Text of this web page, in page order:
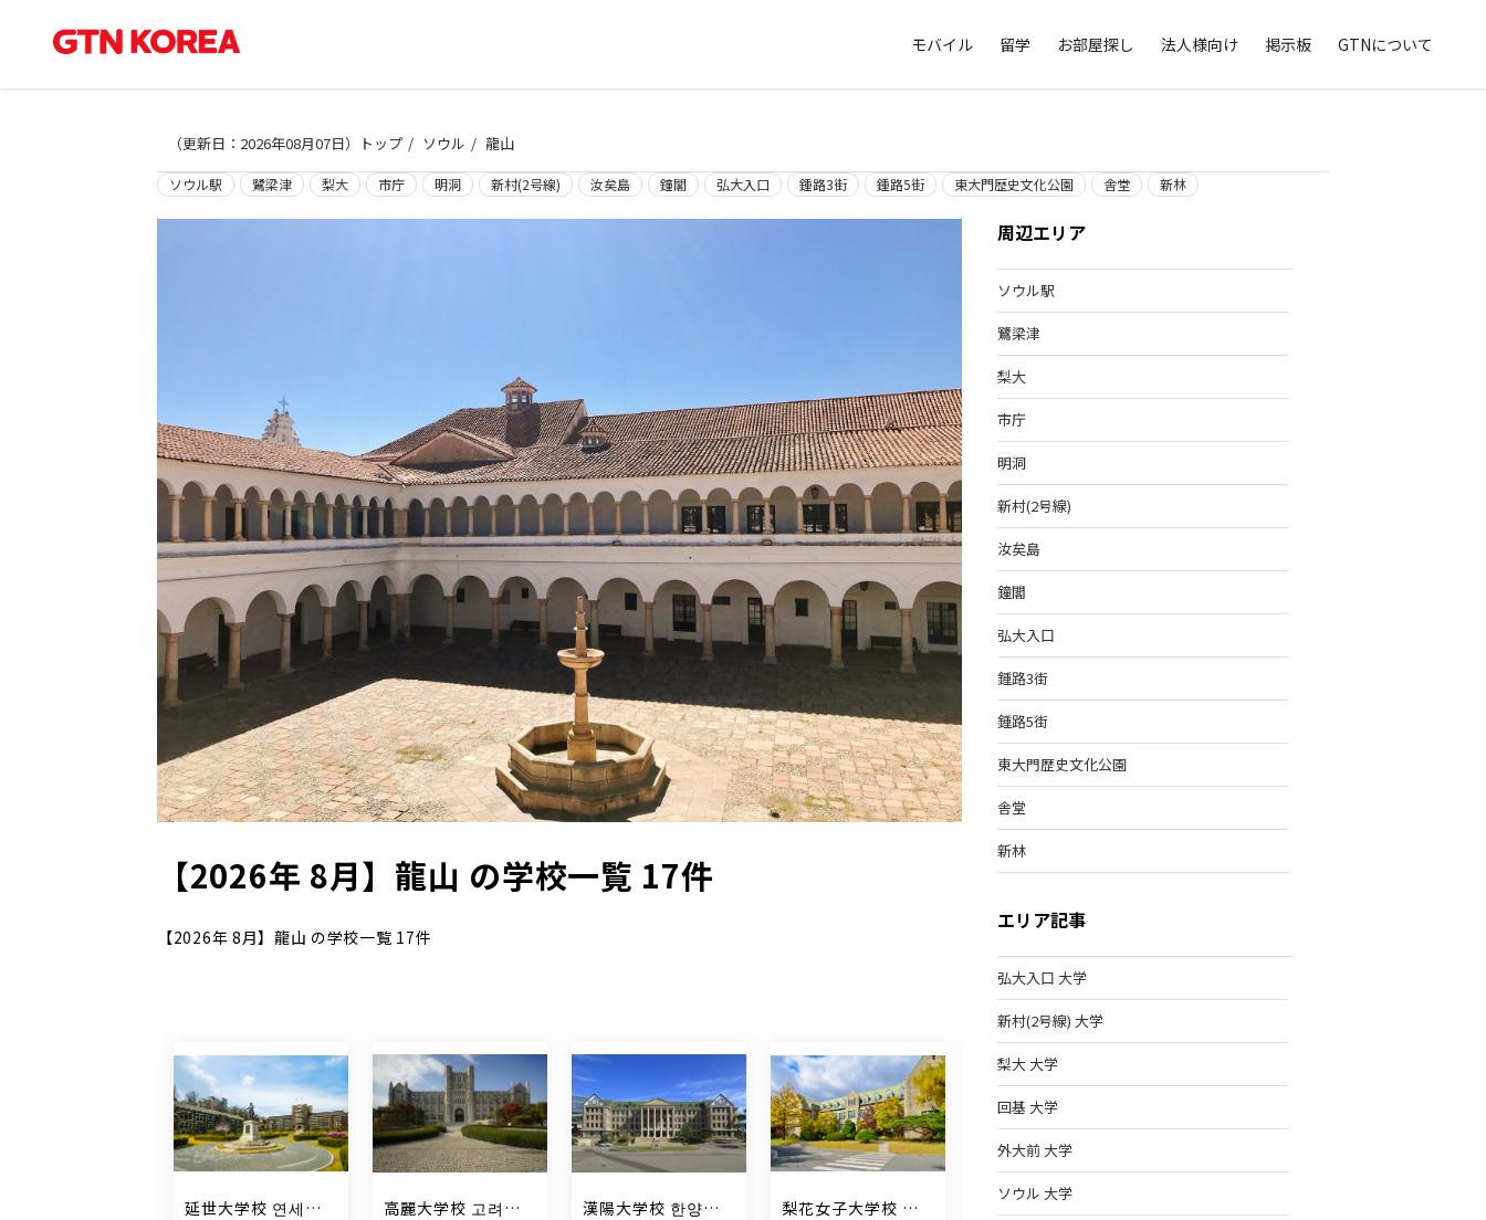
モバイル 留学 お部屋探し 法人様向け 掲示板 GTNについて
（更新日：2026年08月07日） トップ ソウル 龍山
ソウル駅 鷺梁津 梨大 市庁 明洞 新村(2号線) 汝矣島 鐘閣 弘大入口 鍾路3街 鍾路5街 東大門歴史文化公園 舎堂 新林
【2026年 8月】龍山 の学校一覧 17件
【2026年 8月】龍山 の学校一覧 17件
延世大学校 연세대
高麗大学校 고려대
漢陽大学校 한양대
梨花女子大学校 이
周辺エリア
ソウル駅
鷺梁津
梨大
市庁
明洞
新村(2号線)
汝矣島
鐘閣
弘大入口
鍾路3街
鍾路5街
東大門歴史文化公園
舎堂
新林
エリア記事
弘大入口 大学
新村(2号線) 大学
梨大 大学
回基 大学
外大前 大学
ソウル 大学